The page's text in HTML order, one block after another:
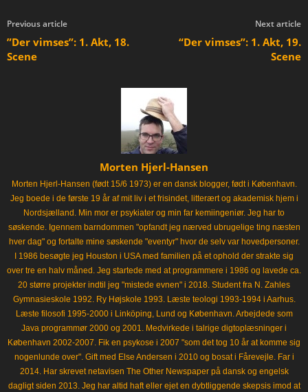
Previous article
”Der vimses”: 1. Akt, 18.
Scene
Next article
“Der vimses”: 1. Akt, 19.
Scene
Morten Hjerl-Hansen
Morten Hjerl-Hansen (født 15/6 1973) er en dansk blogger, født i København.
Jeg boede i de første 19 år af mit liv i et frisindet, litterært og akademisk hjem i
Nordsjælland. Min mor er psykiater og min far kemiingeniør. Jeg har to
søskende. Igennem barndommen "opfandt jeg nærved ubrugelige ting næsten
hver dag" og fortalte mine søskende "eventyr" hvor de selv var hovedpersoner.
I 1986 besøgte jeg Houston i USA med familien på et ophold der strakte sig
over tre en halv måned. Jeg startede med at programmere i 1986 og lavede ca.
20 større projekter indtil jeg "mistede evnen" i 2018. Student fra N. Zahles
Gymnasieskole 1992. Ry Højskole 1993. Læste teologi 1993-1994 i Aarhus.
Læste filosofi 1995-2000 i Linköping, Lund og København. Arbejdede som
Java programmør 2000 og 2001. Medvirkede i talrige digtoplæsninger i
København 2002-2007. Fik en psykose i 2007 "som det tog 10 år at komme sig
nogenlunde over". Gift med Else Andersen i 2010 og bosat i Fårevejle. Far i
2014. Har skrevet netavisen The Other Newspaper på dansk og engelsk
dagligt siden 2013. Jeg har altid haft eller ejet en dybtliggende skepsis imod at